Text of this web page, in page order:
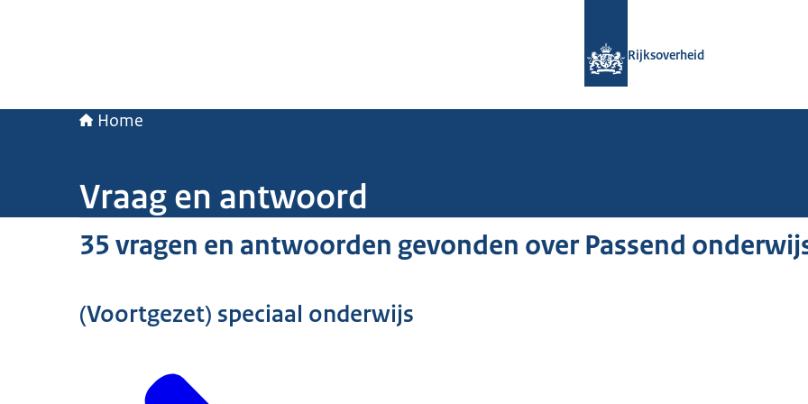
Rijksoverheid
Home
Vraag en antwoord
35 vragen en antwoorden gevonden over Passend
(Voortgezet) speciaal onderwijs